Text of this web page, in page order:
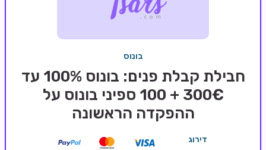
בלאקג'ק אונליין
בונוס
חבילת קבלת פנים: בונוס 100% עד
300€ + 100 ספיני בונוס על
ההפקדה הראשונה
דירוג